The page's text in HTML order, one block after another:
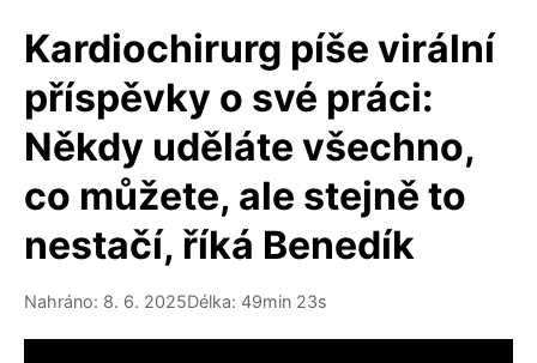
Kardiochirurg píše virální
příspěvky o své práci:
Někdy uděláte všechno,
co můžete, ale stejně to
nestačí, říká Benedík
Nahráno: 8. 6. 2025Délka: 49min 23s